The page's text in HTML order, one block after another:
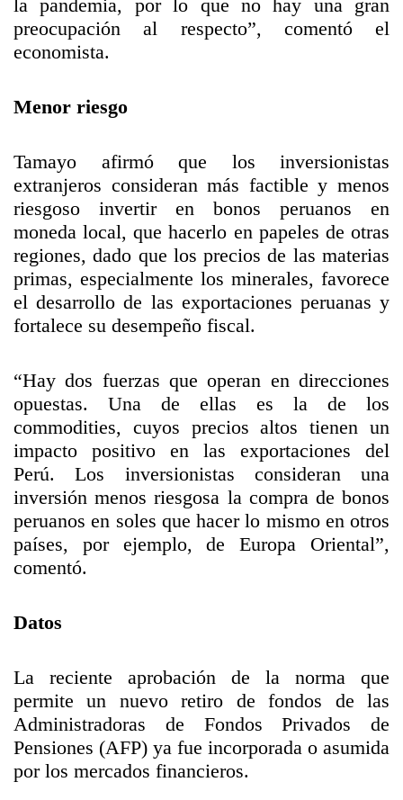
la pandemia, por lo que no hay una gran
preocupación al respecto”, comentó el
economista.
Menor riesgo
Tamayo afirmó que los inversionistas
extranjeros consideran más factible y menos
riesgoso invertir en bonos peruanos en
moneda local, que hacerlo en papeles de otras
regiones, dado que los precios de las materias
primas, especialmente los minerales, favorece
el desarrollo de las exportaciones peruanas y
fortalece su desempeño fiscal.
“Hay dos fuerzas que operan en direcciones
opuestas. Una de ellas es la de los
commodities, cuyos precios altos tienen un
impacto positivo en las exportaciones del
Perú. Los inversionistas consideran una
inversión menos riesgosa la compra de bonos
peruanos en soles que hacer lo mismo en otros
países, por ejemplo, de Europa Oriental”,
comentó.
Datos
La reciente aprobación de la norma que
permite un nuevo retiro de fondos de las
Administradoras de Fondos Privados de
Pensiones (AFP) ya fue incorporada o asumida
por los mercados financieros.